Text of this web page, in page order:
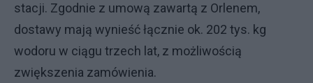
stacji. Zgodnie z umową zawartą z Orlenem,
dostawy mają wynieść łącznie ok. 202 tys. kg
wodoru w ciągu trzech lat, z możliwością
zwiększenia zamówienia.